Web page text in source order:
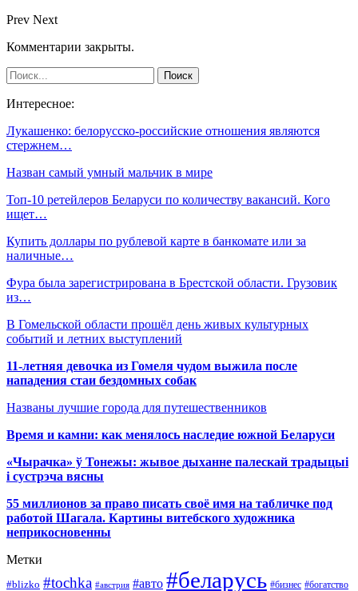
Prev Next
Комментарии закрыты.
Интересное:
Лукашенко: белорусско-российские отношения являются
стержнем…
Назван самый умный мальчик в мире
Топ-10 ретейлеров Беларуси по количеству вакансий. Кого
ищет…
Купить доллары по рублевой карте в банкомате или за
наличные…
Фура была зарегистрирована в Брестской области. Грузовик
из…
В Гомельской области прошёл день живых культурных
событий и летних выступлений
11-летняя девочка из Гомеля чудом выжила после
нападения стаи бездомных собак
Названы лучшие города для путешественников
Время и камни: как менялось наследие южной Беларуси
«Чырачка» ў Тонежы: жывое дыханне палескай традыцыі
і сустрэча вясны
55 миллионов за право писать своё имя на табличке под
работой Шагала. Картины витебского художника
неприкосновенны
Метки
#blizko #tochka #австрия #авто #беларусь #бизнес #богатство